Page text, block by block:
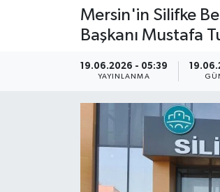
Mersin'in Silifke
Başkanı Mustafa
19.06.2026 - 05:39
YAYINLANMA
Tüm Manşetler